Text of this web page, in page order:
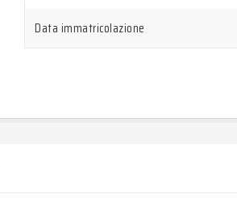
Data immatricolazione